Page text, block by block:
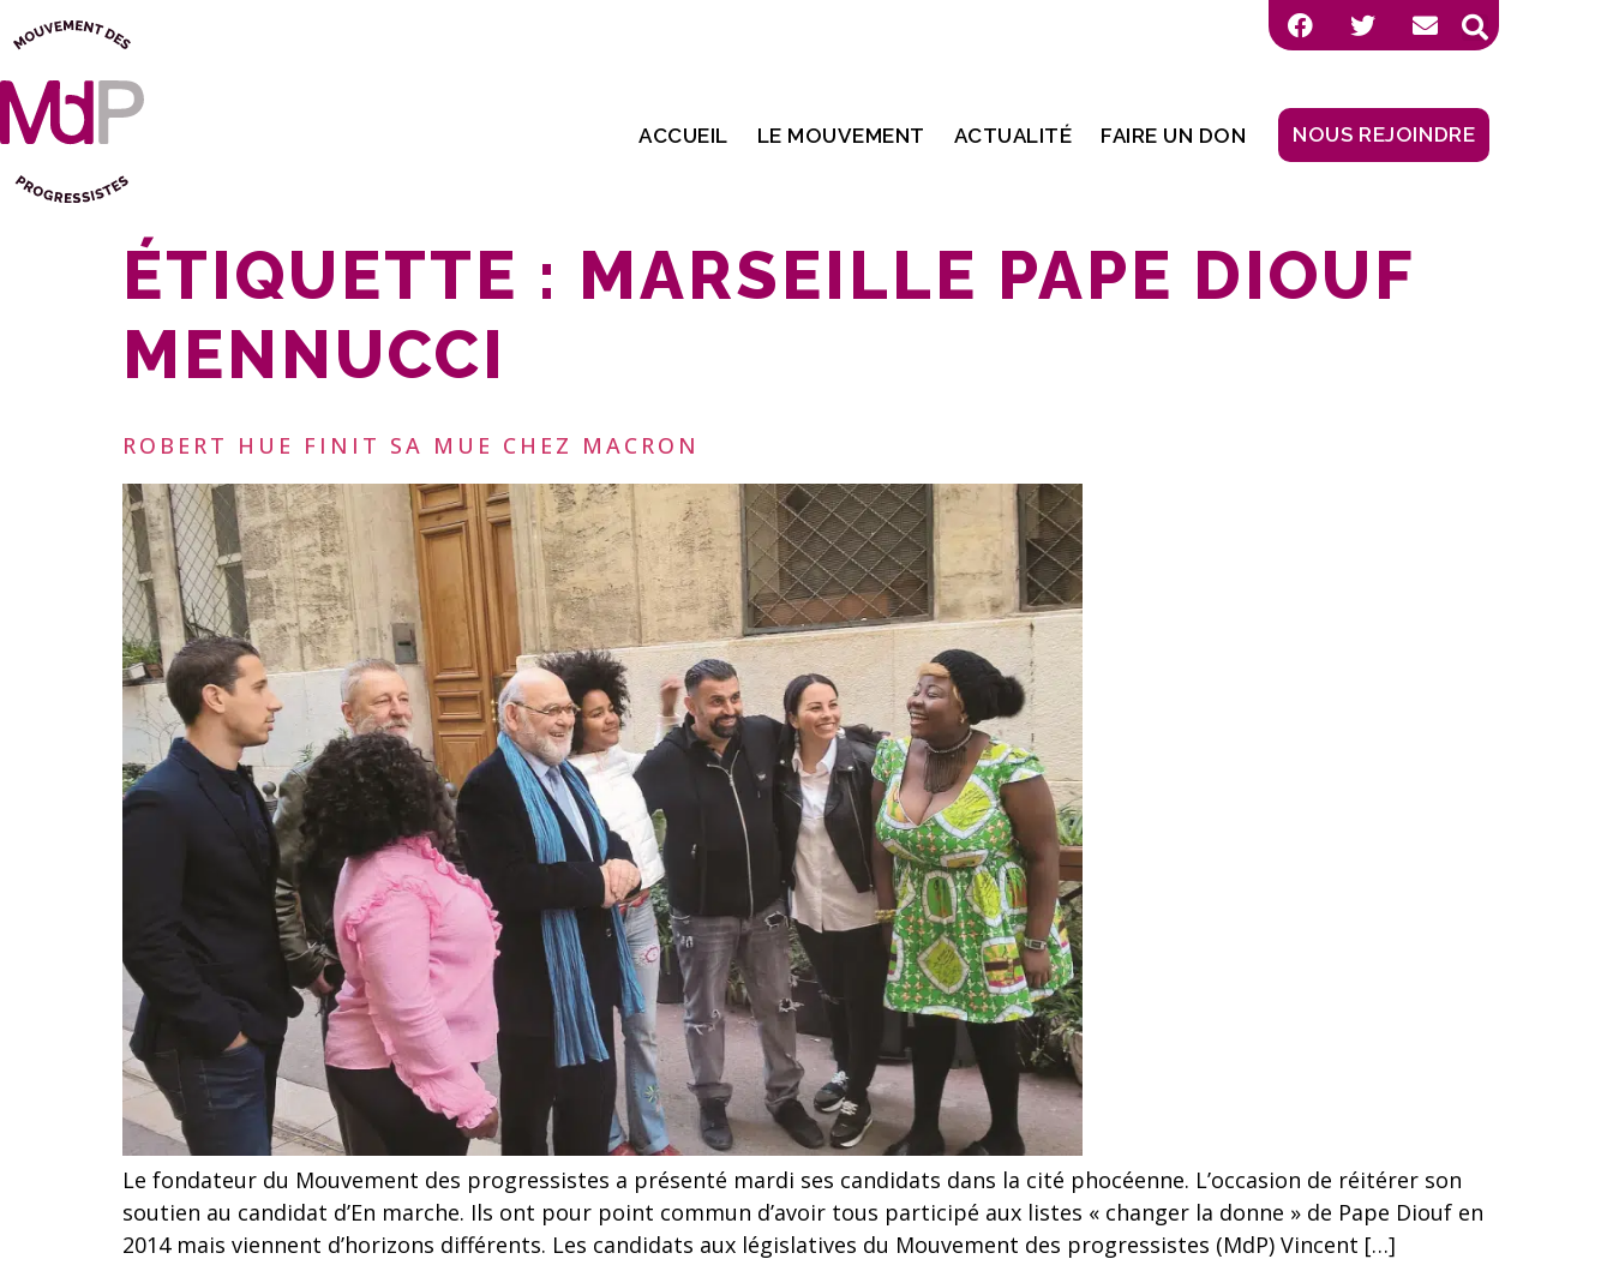
ACCUEIL LE MOUVEMENT ACTUALITÉ FAIRE UN DON NOUS REJOINDRE
ÉTIQUETTE : MARSEILLE PAPE DIOUF
MENNUCCI
ROBERT HUE FINIT SA MUE CHEZ MACRON
Le fondateur du Mouvement des progressistes a présenté mardi ses candidats dans la cité phocéenne. L’occasion de réitérer son
soutien au candidat d’En marche. Ils ont pour point commun d’avoir tous participé aux listes « changer la donne » de Pape Diouf en
2014 mais viennent d’horizons différents. Les candidats aux législatives du Mouvement des progressistes (MdP) Vincent […]